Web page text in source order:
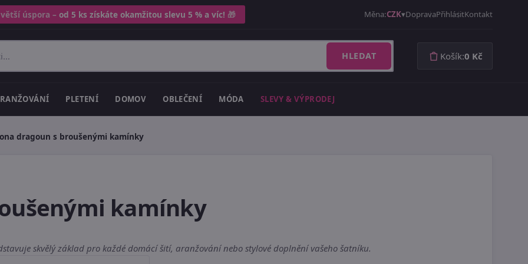
úspora – od 5 ks získáte okamžitou slevu 5 % a víc! 🎁 Měna:CZK DopravaPřihlásitKontakt
HLEDAT Košík:0 Kč
PLETENÍ DOMOV OBLEČENÍ MÓDA SLEVY & VÝPRODEJ
dragoun s broušenými kamínky
kamínky
skvělý základ pro každé domácí šití, aranžování nebo stylové doplnění vašeho šatníku.